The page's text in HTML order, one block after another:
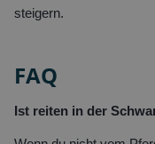
steigern.
FAQ
Ist reiten in der